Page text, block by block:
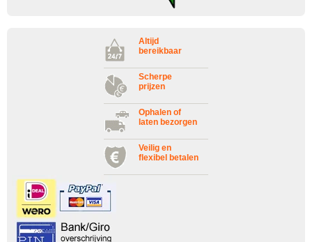
Altijd
bereikbaar
Scherpe
prijzen
Ophalen of
laten bezorgen
Veilig en
flexibel betalen